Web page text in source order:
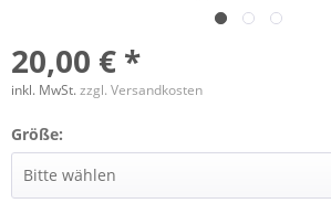
20,00 € *
inkl. MwSt.zzgl. Versandkosten
Größe: